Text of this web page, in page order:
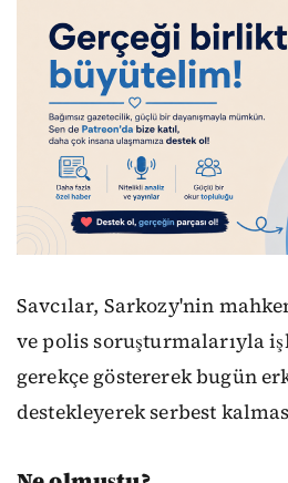
Savcılar, Sarkozy'nin
ve polis soruşturmalarıyla
gerekçe göstererek bugün
destekleyerek serbest